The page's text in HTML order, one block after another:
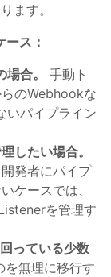
ます。
ス：
合。
手動ト
のWebhookな
いパイプライン
したい場合。
発者にパイプ
ケースでは、
を管理す
っている少数
を無理に移行す